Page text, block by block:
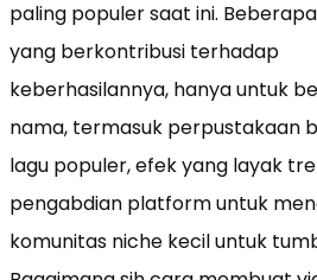
paling populer saat ini.
yang berkontribusi terhadap
keberhasilannya, hanya untuk
nama, termasuk perpustakaan
lagu populer, efek yang layak
pengabdian platform untuk
komunitas niche kecil untuk